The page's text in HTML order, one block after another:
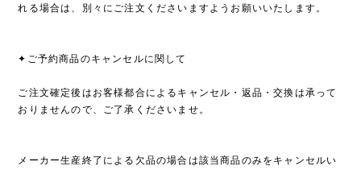
れる場合は、別々にご注文くださいますようお願いいたします。
✦ご予約商品のキャンセルに関して
ご注文確定後はお客様都合によるキャンセル・返品・交換は承って
おりませんので、ご了承くださいませ。
メーカー生産終了による欠品の場合は該当商品のみをキャンセルい